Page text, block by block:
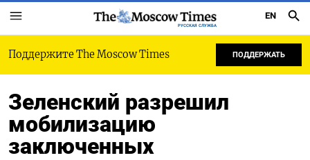
РУССКАЯ СЛУЖБА
EN
Поддержите The Moscow Times ПОДДЕРЖАТЬ
Зеленский разрешил
мобилизацию
заключенных